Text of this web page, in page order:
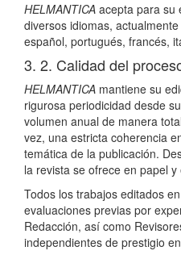
HELMANTICA acepta para su
diversos idiomas,
español, portugués, francés,
3. 2. Calidad del
HELMANTICA mantiene su
rigurosa periodicidad desde
volumen anual de manera
vez, una estricta coherencia
temática de la publicación.
la revista se ofrece en papel y
Todos los trabajos editados en
evaluaciones previas por
Redacción, así como
independientes de prestigio